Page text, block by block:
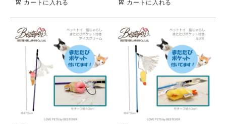
カートに入れる
カートに入れる